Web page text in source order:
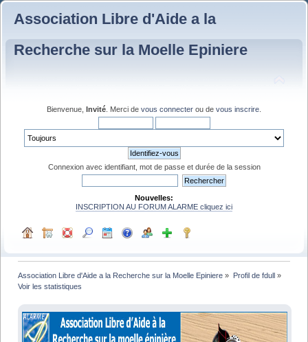
Association Libre d'Aide a la
Recherche sur la Moelle Epiniere
Bienvenue, Invité . Merci de vous connecter ou de vous inscrire
Connexion avec identifiant, mot de passe et durée de la session
Nouvelles:
INSCRIPTION AU FORUM ALARME cliquez ici
Association Libre d'Aide a la Recherche sur la Moelle Epiniere » Profil de fdull»
Voir les statistiques